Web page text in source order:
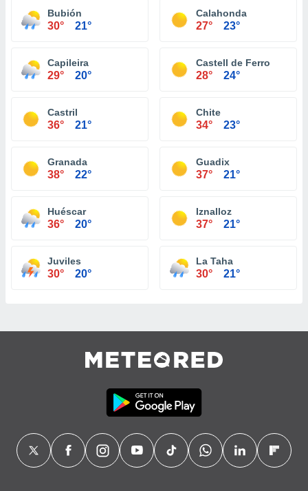
Bubión
30° 21°
Calahonda
27° 23°
Capileira
29° 20°
Castell de Ferro
28° 24°
Castril
36° 21°
Chite
34° 23°
Granada
38° 22°
Guadix
37° 21°
Huéscar
36° 20°
Iznalloz
37° 21°
Juviles
30° 20°
La Taha
30° 21°